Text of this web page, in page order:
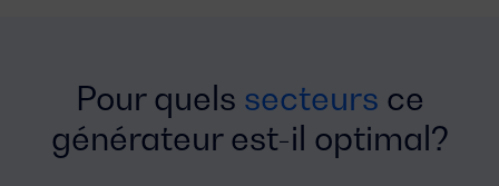
Pour quels secteurs ce
générateur est-il optimal?